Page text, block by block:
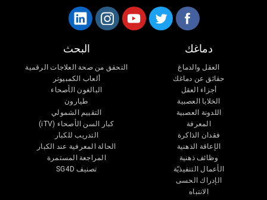
دماغك
العقل والدماغ
حقائق عن دماغك
أجزاء العقل
الخلايا العصبية
اللدونة العصبية
المعرفة
فقدان الذاكرة
الإعاقة الذهنية
وظائف ذهنية
الأعمال التنفيذيّة
الإدراك الحسى
الانتباه
البحث
التحقق من صحة العلاجات الرقمية
ألعاب الكمبيوتر
البالغون الأصحاء
طيارون
التقييم الشمولي
كبار السن الأصحاء (iTV)
التدريب للكبار
الحالة المعرفية عند الكبار
المراجعة المستمرة
تصنيف SG4D